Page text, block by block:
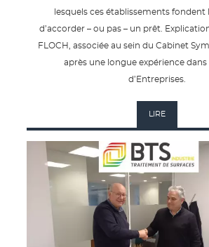
lesquels ces établissements fondent
d’accorder – ou pas – un prêt.
FLOCH, associée au sein du Cabinet
après une longue expérience dans
d’Entreprises.
LIRE